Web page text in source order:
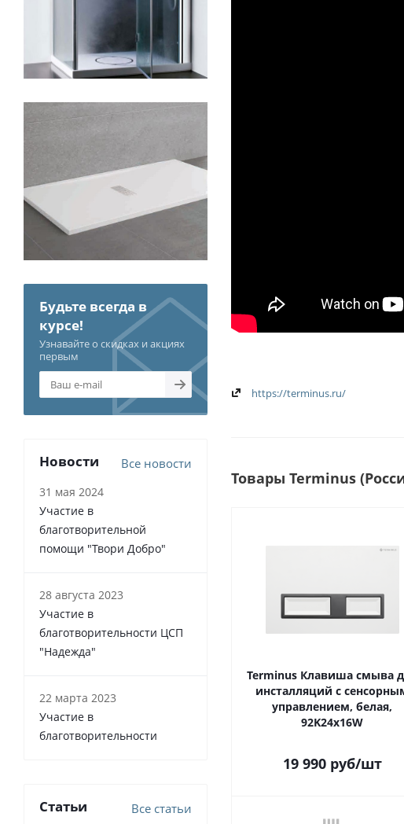
https://terminus.ru/
Товары Terminus
Terminus Клавиша смыва
инсталляций с
управлением, белая,
92K24х16W
19 990руб/шт
Будьте всегда в
курсе!
Узнавайте о скидках и акциях
первым
Новости Все новости
31 мая 2024
Участие в
благотворительной
помощи "Твори Добро"
28 августа 2023
Участие в
благотворительности ЦСП
"Надежда"
22 марта 2023
Участие в
благотворительности
Статьи Все статьи